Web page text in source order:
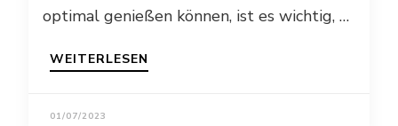
optimal genießen können, ist es wichtig, …
WEITERLESEN
01/07/2023